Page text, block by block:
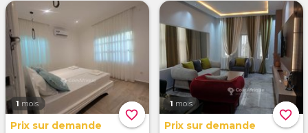
favorite_border
1 mois
Prix sur demande
favorite_border
1 mois
Prix sur demande